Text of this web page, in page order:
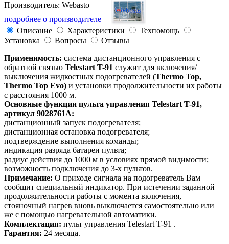
Производитель: Webasto
подробнее о производителе
Описание
Характеристики
Техпомощь
Установка
Вопросы
Отзывы
Применимость: система дистанционного управления с
обратной связью Telestart T-91 служит для включения/
выключения жидкостных подогревателей (Thermo Top,
Thermo Top Evo) и установки продолжительности их работы
с расстояния 1000 м.
Основные функции пульта управления Telestart T-91,
артикул 9028761А:
дистанционный запуск подогревателя;
дистанционная остановка подогревателя;
подтверждение выполнения команды;
индикация разряда батареи пульта;
радиус действия до 1000 м в условиях прямой видимости;
возможность подключения до 3-х пультов.
Примечание: О приходе сигнала на подогреватель Вам
сообщит специальный индикатор. При истечении заданной
продолжительности работы с момента включения,
стояночный нагрев вновь выключается самостоятельно или
же с помощью нагревательной автоматики.
Комплектация: пульт управления Telestart T-91 .
Гарантия: 24 месяца.